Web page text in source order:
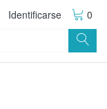
Identificarse 0